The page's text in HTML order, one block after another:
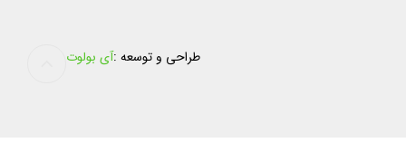
طراحی و توسعه :آی بولوت